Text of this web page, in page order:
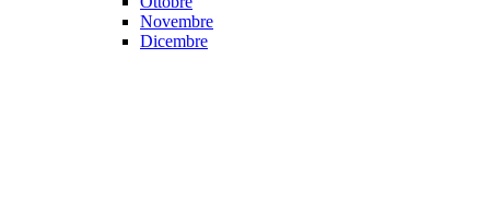
Novembre
Dicembre